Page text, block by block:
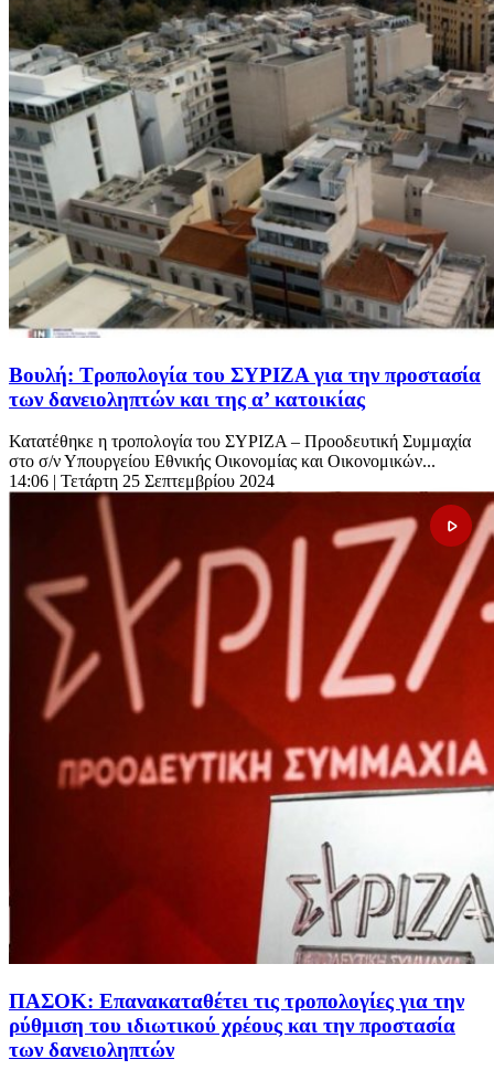
Βουλή: Τροπολογία του ΣΥΡΙΖΑ για την προστασία
των δανειοληπτών και της α’ κατοικίας
Κατατέθηκε η τροπολογία του ΣΥΡΙΖΑ – Προοδευτική Συμμαχία
στο σ/ν Υπουργείου Εθνικής Οικονομίας και Οικονομικών...
14:06 | Τετάρτη 25 Σεπτεμβρίου 2024
ΠΑΣΟΚ: Επανακαταθέτει τις τροπολογίες για την
ρύθμιση του ιδιωτικού χρέους και την προστασία
των δανειοληπτών